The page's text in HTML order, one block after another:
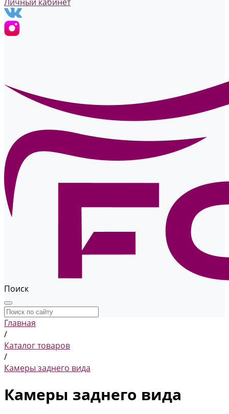
Поиск
Главная
/
Каталог товаров
/
Камеры заднего вида
Камеры заднего вида